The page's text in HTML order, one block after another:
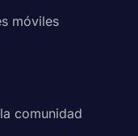
móviles
comunidad